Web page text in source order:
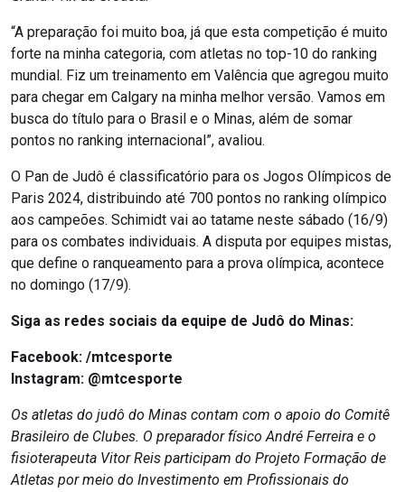
“A preparação foi muito boa, já que esta competição é muito
forte na minha categoria, com atletas no top-10 do ranking
mundial. Fiz um treinamento em Valência que agregou muito
para chegar em Calgary na minha melhor versão. Vamos em
busca do título para o Brasil e o Minas, além de somar
pontos no ranking internacional”, avaliou.
O Pan de Judô é classificatório para os Jogos Olímpicos de
Paris 2024, distribuindo até 700 pontos no ranking olímpico
aos campeões. Schimidt vai ao tatame neste sábado (16/9)
para os combates individuais. A disputa por equipes mistas,
que define o ranqueamento para a prova olímpica, acontece
no domingo (17/9).
Siga as redes sociais da equipe de Judô do Minas:
Facebook: /mtcesporte
Instagram: @mtcesporte
Os atletas do judô do Minas contam com o apoio do Comitê
Brasileiro de Clubes. O preparador físico André Ferreira e o
fisioterapeuta Vitor Reis participam do Projeto Formação de
Atletas por meio do Investimento em Profissionais do